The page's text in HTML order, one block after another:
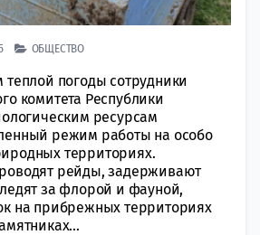
ОБЩЕСТВО
теплой погоды сотрудники
комитета Республики
ресурсам
режим работы на особо
территориях.
рейды, задерживают
за флорой и фауной,
на прибрежных территориях